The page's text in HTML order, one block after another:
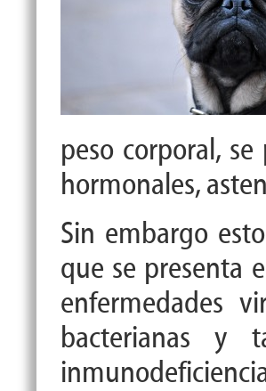
peso corporal,
hormonales,
Sin embargo
que se presenta
enfermedades
bacterianas y